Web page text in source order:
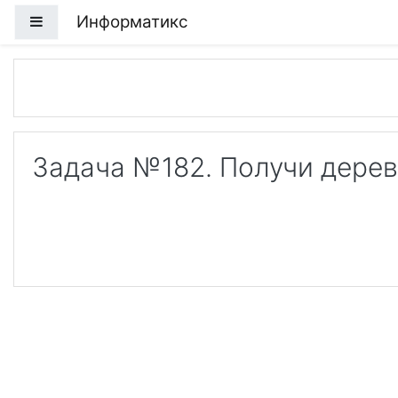
Боковая панель
Информатикс
Задача №182. Получи